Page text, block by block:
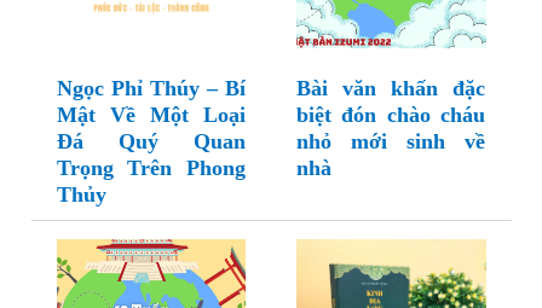
Ngọc Phỉ Thúy – Bí
Mật Về Một Loại
Đá Quý Quan
Trọng Trên Phong
Thủy
Bài văn khấn đặc
biệt đón chào cháu
nhỏ mới sinh về
nhà